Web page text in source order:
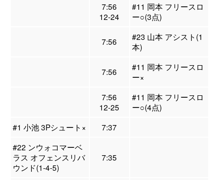
7:56
12-24
#11 岡本 フリースロ
ー○(3点)
7:56
#23 山本 アシスト(1
本)
7:56
#11 岡本 フリースロ
ー×
7:56
12-25
#11 岡本 フリースロ
ー○(4点)
#1 小池 3Pシュート×
7:37
#22 ンウォコマーベ
ラス オフェンスリバ
ウンド(1-4-5)
7:35